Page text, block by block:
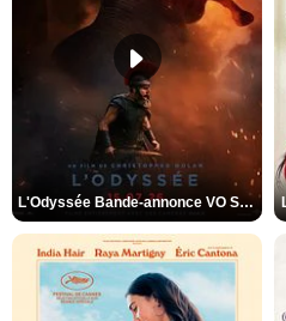
L'Odyssée Bande-annonce VO STFR